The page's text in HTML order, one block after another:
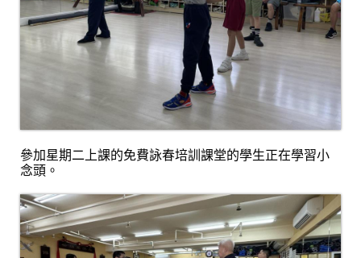
參加星期二上課的免費詠春培訓課堂的學生正在學習小
念頭 。